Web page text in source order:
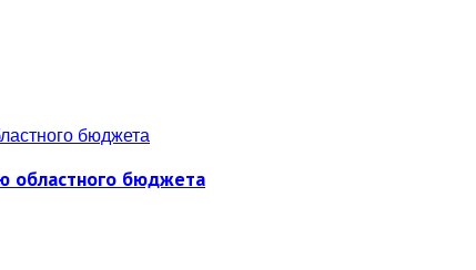
областного бюджета